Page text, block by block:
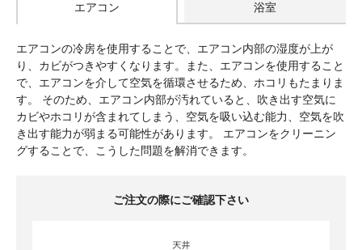
エアコン 浴室
エアコンの冷房を使用することで、エアコン内部の湿度が上が
り、カビがつきやすくなります。また、エアコンを使用すること
で、エアコンを介して空気を循環させるため、ホコリもたまりま
す。 そのため、エアコン内部が汚れていると、吹き出す空気に
カビやホコリが含まれてしまう、空気を吸い込む能力、空気を吹
き出す能力が弱まる可能性があります。 エアコンをクリーニン
グすることで、こうした問題を解消できます。
ご注文の際にご確認下さい